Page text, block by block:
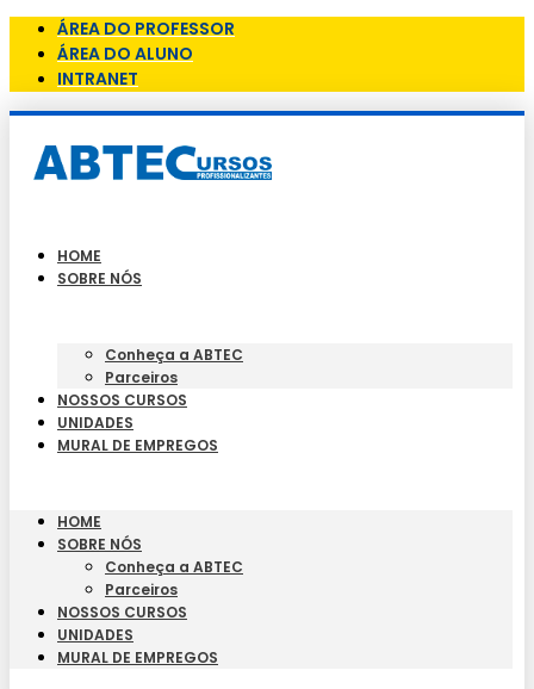
ÁREA DO PROFESSOR
ÁREA DO ALUNO
INTRANET
HOME
SOBRE NÓS
Conheça a ABTEC
Parceiros
NOSSOS CURSOS
UNIDADES
MURAL DE EMPREGOS
HOME
SOBRE NÓS
Conheça a ABTEC
Parceiros
NOSSOS CURSOS
UNIDADES
MURAL DE EMPREGOS